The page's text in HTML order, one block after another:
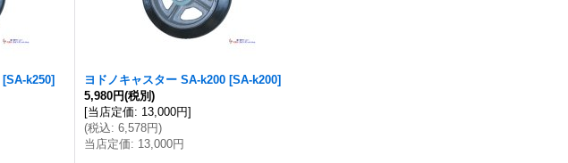
[SA-k250]
ヨドノキャスター SA-k200 [SA-k200]
5,980円(税別)
[当店定価: 13,000円]
(税込: 6,578円)
当店定価: 13,000円